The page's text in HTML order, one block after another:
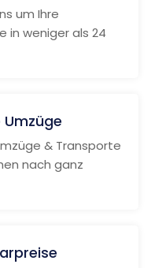
um Ihre
in weniger als 24
& Transporte
nach ganz